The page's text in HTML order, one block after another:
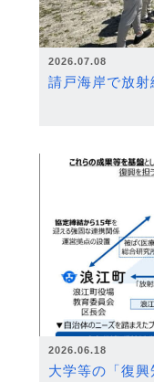
2026.07.08
請戸海岸で放射
2026.06.18
大学等の「復